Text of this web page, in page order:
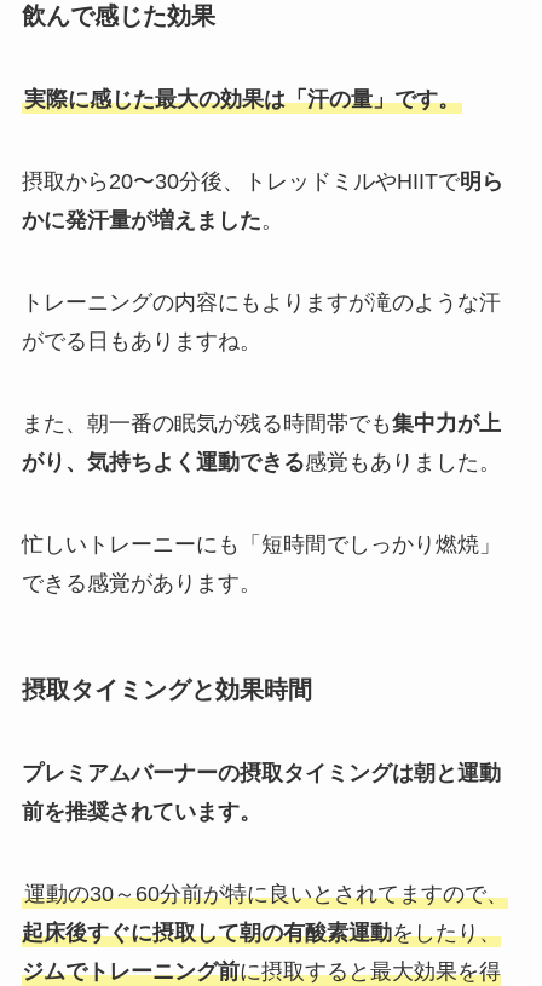
飲んで感じた効果
実際に感じた最大の効果は「汗の量」です。
摂取から20〜30分後、トレッドミルやHIITで明ら
かに発汗量が増えました。
トレーニングの内容にもよりますが滝のような汗
がでる日もありますね。
また、朝一番の眠気が残る時間帯でも集中力が上
がり、気持ちよく運動できる感覚もありました。
忙しいトレーニーにも「短時間でしっかり燃焼」
できる感覚があります。
摂取タイミングと効果時間
プレミアムバーナーの摂取タイミングは朝と運動
前を推奨されています。
運動の30～60分前が特に良いとされてますので、
起床後すぐに摂取して朝の有酸素運動をしたり、
ジムでトレーニング前に摂取すると最大効果を得